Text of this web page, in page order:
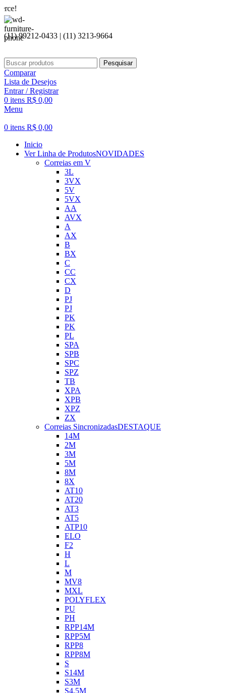
(11) 99212-0433 | (11) 3213-9664
Pesquisar
Comparar
Lista de Desejos
Entrar / Registrar
0 itens R$ 0,00
Menu
0 itens R$ 0,00
Inicio
Ver Linha de ProdutosNOVIDADES
Correias em V
3L
3VX
5V
5VX
AA
AVX
A
AX
B
BX
C
CC
CX
D
PJ
PJ
PK
PK
PL
SPA
SPB
SPC
SPZ
TB
XPA
XPB
XPZ
ZX
Correias SincronizadasDESTAQUE
14M
2M
3M
5M
8M
8X
AT10
AT20
AT3
AT5
ATP10
ELO
F2
H
L
M
MV8
MXL
POLYFLEX
PU
PH
RPP14M
RPP5M
RPP8
RPP8M
S
S14M
S3M
S4,5M